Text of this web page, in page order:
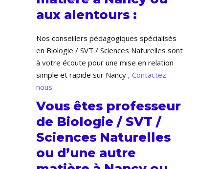
aux alentours :
Nos conseillers pédagogiques spécialisés
en Biologie / SVT / Sciences Naturelles sont
à votre écoute pour une mise en relation
simple et rapide sur Nancy , Contactez-
nous
Vous êtes professeur
de Biologie / SVT /
Sciences Naturelles
ou d’une autre